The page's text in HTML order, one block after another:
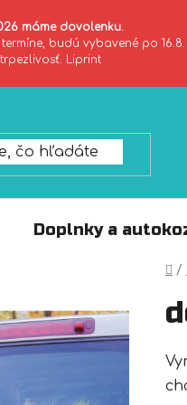
máme dovolenku.
budú vybavené po 16.8.
Liprint
Doplnky a
/